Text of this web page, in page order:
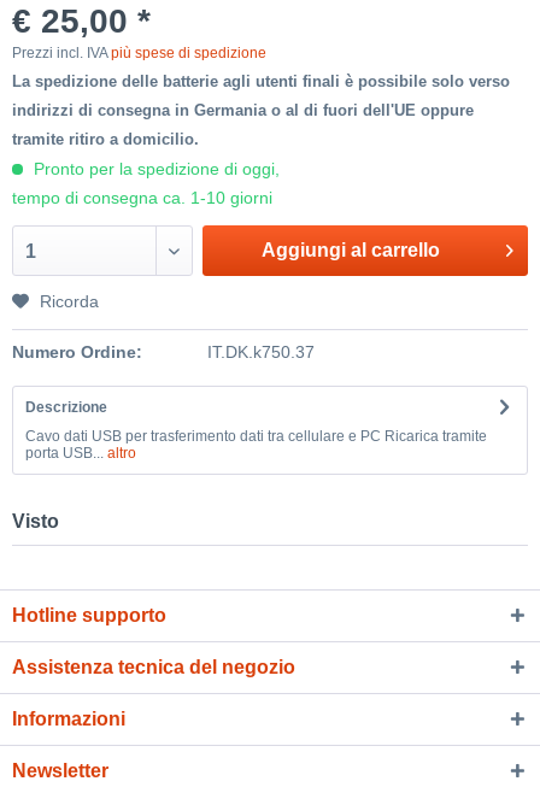
€ 25,00 *
Prezzi incl. IVApiù spese di spedizione
La spedizione delle batterie agli utenti finali è possibile solo verso
indirizzi di consegna in Germania o al di fuori dell'UE oppure
tramite ritiro a domicilio.
Pronto per la spedizione di oggi,
tempo di consegna ca. 1-10 giorni
1 Aggiungi al carrello
Ricorda
Numero Ordine: IT.DK.k750.37
Descrizione
Cavo dati USB per trasferimento dati tra cellulare e PC Ricarica tramite
porta USB...
altro
Visto
Hotline supporto
Assistenza tecnica del negozio
Informazioni
Newsletter